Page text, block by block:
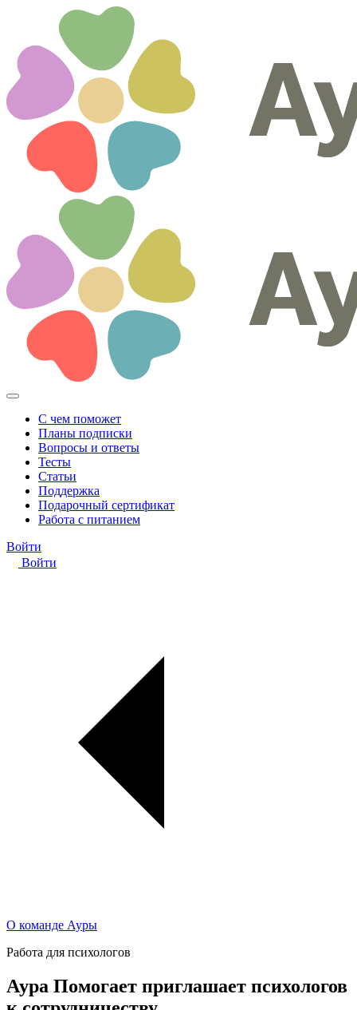
С чем поможет
Планы подписки
Вопросы и ответы
Тесты
Статьи
Поддержка
Подарочный сертификат
Работа с питанием
Войти
Войти
О команде Ауры
Работа для психологов
Аура Помогает приглашает психологов